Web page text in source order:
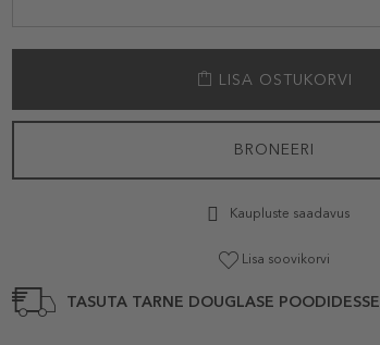
LISA OSTUKORVI
BRONEERI
Kaupluste saadavus
Lisa soovikorvi
TASUTA TARNE DOUGLASE